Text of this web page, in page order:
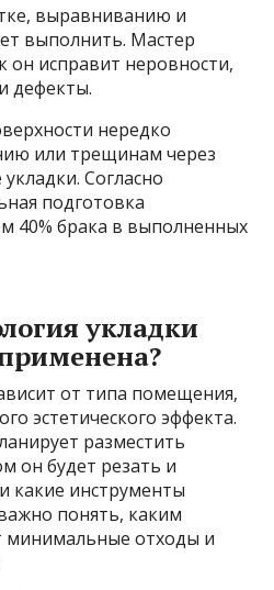
выравниванию и
выполнить. Мастер
он исправит неровности,
дефекты.
нередко
или трещинам через
Согласно
подготовка
40% брака в выполненных
укладки
от типа помещения,
эстетического эффекта.
разместить
он будет резать и
какие инструменты
понять, каким
минимальные отходы и